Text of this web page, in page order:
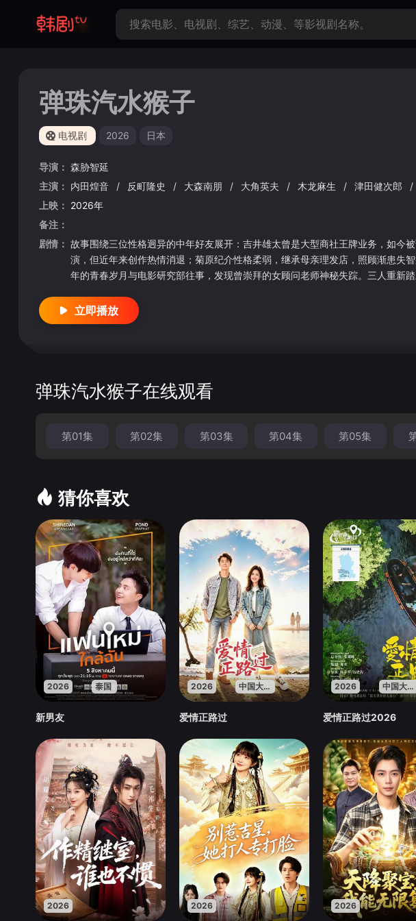
弹珠汽水猴子
电视剧 2026 日本
导演： 森胁智延
主演： 内田煌音 / 反町隆史 / 大森南朋 / 大角英夫 / 木龙麻生 / 津田健次郎 /
上映： 2026年
备注：
剧情： 故事围绕三位性格迥异的中年好友展开：吉井雄太曾是大型商社王牌业务，如今
演，但近年来创作热情消退；菊原纪介性格柔弱，继承母亲理发店，照顾渐患
年的青春岁月与电影研究部往事，发现曾崇拜的女顾问老师神秘失踪。三人重新
立即播放
弹珠汽水猴子在线观看
第01集 第02集 第03集 第04集 第05集
猜你喜欢
2026 泰国
新男友
2026 中国大陆
爱情正路过
2026 中国大陆
爱情正路过2026
2026 2026 2026